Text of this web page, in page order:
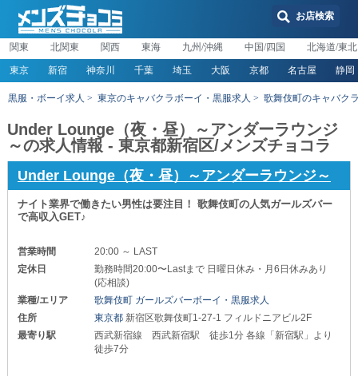
お店検索
関東 北関東 関西 東海 九州/沖縄 中国/四国 北海道/東北
東京 新宿 神奈川 千葉 埼玉 大阪 京都 名古屋 静岡
黒服・ボーイ求人 東京のキャバクラボーイ・黒服求人 歌舞伎町のキャバク
Under Lounge（夜・昼）～アンダーラウンジ
～の求人情報 - 東京都新宿区/メンズチョコラ
Under Lounge（夜・昼）～アンダーラウンジ～
ナイト業界で働きたい男性は要注目！ 歌舞伎町の人気ガールズバー
で高収入GET♪
営業時間
20:00 ～ LAST
定休日
勤務時間20:00〜Lastまで 日曜日休み・月6日休みあり
(応相談)
業種/エリア
歌舞伎町 ガールズバーボーイ・黒服求人
住所
東京都 新宿区歌舞伎町1-27-1 フィルドニアビル2F
最寄り駅
西武新宿線 西武新宿駅 徒歩1分 各線「新宿駅」より
徒歩7分